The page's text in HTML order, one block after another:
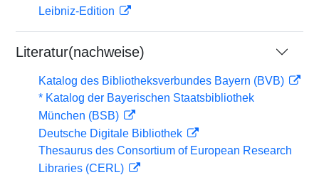
Leibniz-Edition
Literatur(nachweise)
Katalog des Bibliotheksverbundes Bayern (BVB)
* Katalog der Bayerischen Staatsbibliothek
München (BSB)
Deutsche Digitale Bibliothek
Thesaurus des Consortium of European Research
Libraries (CERL)